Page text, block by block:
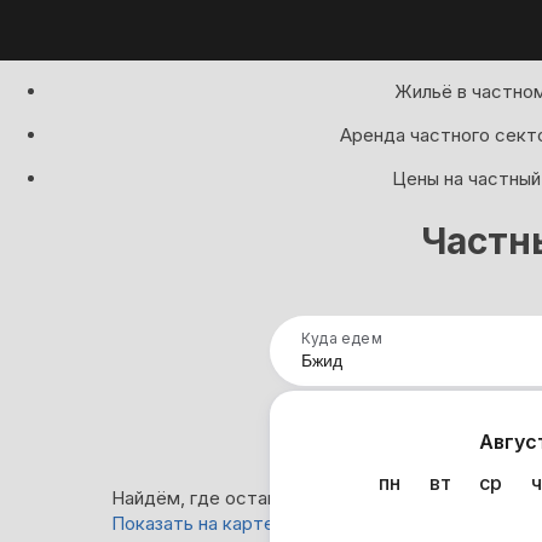
Жильё в
Аренда частного
Цены на
Куда едем
пн
вт ср
Найдём, где остановиться в Бжиде: 61 вариант
Показать на карте